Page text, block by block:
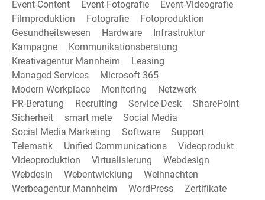
Event-Content
Event-Fotografie
Event-Videografie
Filmproduktion
Fotografie
Fotoproduktion
Gesundheitswesen
Hardware
Infrastruktur
Kampagne
Kommunikationsberatung
Kreativagentur Mannheim
Leasing
Managed Services
Microsoft 365
Modern Workplace
Monitoring
Netzwerk
PR-Beratung
Recruiting Service Desk
SharePoint
Sicherheit
smart mete
Social Media
Social Media Marketing
Software
Support
Telematik
Unified Communications
Videoprodukt
Videoproduktion
Virtualisierung
Webdesign
Webdesin
Webentwicklung
Weihnachten
Werbeagentur Mannheim
WordPress
Zertifikate